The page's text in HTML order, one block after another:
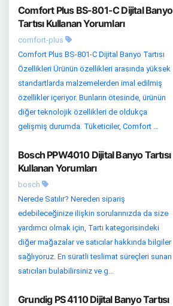
Comfort Plus BS-801-C Dijital Banyo
Tartısı Kullanan Yorumları
comfort-plus
Comfort Plus BS-801-C Dijital Banyo Tartısı
Özellikleri Ürünün özellikleri arasında yüksek
standartlarda malzemelerden imal edilmiş
özellikler içeriyor. Bunların ötesinde, ürünün
diğer teknolojik özellikleri de oldukça
gelişmiş durumda. Tüketiciler, Comfort ...
Bosch PPW4010 Dijital Banyo Tartısı
Kullanan Yorumları
bosch
Nerede Satılır? Nereden sipariş
edebileceğinize ilişkin sorularınızda da size
yardımcı olmak için, Tartı kategorisindeki
diğer mağazalar ve satıcılar hakkında bilgiler
sağlıyoruz. En süratli teslimat süreçleri sunan
satıcıları bulabilirsiniz ve g...
Grundig PS 4110 Dijital Banyo Tartısı